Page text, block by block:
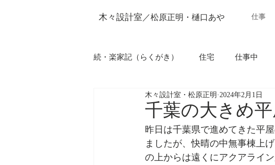
木々設計室 ／松原正明・樋口あや 仕事
続・楽家記（らくがき） 住宅 仕事中
千葉の大きめ
木々設計室・松原正明 2024年2月1日
昨日は千葉県で進めてきた平
ましたが、快晴の中無事棟上
の上からは遠くにアクアライン